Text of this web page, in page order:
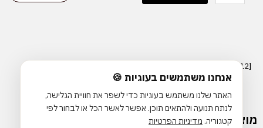
[sv slug="12"]
מוצרים משודרגים
אנחנו משתמשים בעוגיות 🍪
האתר שלנו משתמש בעוגיות כדי לשפר את חוויית הגלישה,
לנתח תנועה ולהתאים תוכן. אפשר לאשר הכל או לבחור לפי
קטגוריה. מדיניות הפרטיות